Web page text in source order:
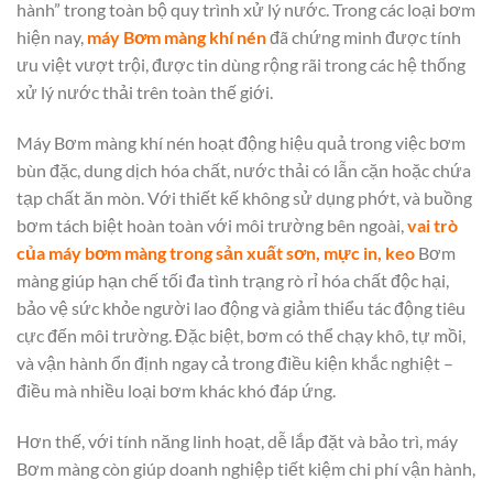
hành” trong toàn bộ quy trình xử lý nước. Trong các loại bơm
hiện nay, máy Bơm màng khí nénđã chứng minh được tính
ưu việt vượt trội, được tin dùng rộng rãi trong các hệ thống
xử lý nước thải trên toàn thế giới.
Máy Bơm màng khí nén hoạt động hiệu quả trong việc bơm
bùn đặc, dung dịch hóa chất, nước thải có lẫn cặn hoặc chứa
tạp chất ăn mòn. Với thiết kế không sử dụng phớt, và buồng
bơm tách biệt hoàn toàn với môi trường bên ngoài, vai trò
của máy bơm màng trong sản xuất sơn, mực in, keo Bơm
màng giúp hạn chế tối đa tình trạng rò rỉ hóa chất độc hại,
bảo vệ sức khỏe người lao động và giảm thiểu tác động tiêu
cực đến môi trường. Đặc biệt, bơm có thể chạy khô, tự mồi,
và vận hành ổn định ngay cả trong điều kiện khắc nghiệt –
điều mà nhiều loại bơm khác khó đáp ứng.
Hơn thế, với tính năng linh hoạt, dễ lắp đặt và bảo trì, máy
Bơm màng còn giúp doanh nghiệp tiết kiệm chi phí vận hành,